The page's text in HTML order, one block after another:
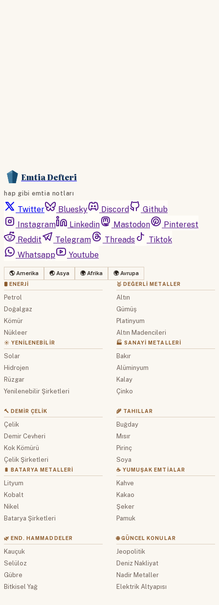
Emtia Defteri
hap gibi emtia notları
Twitter Bluesky Discord
Github
Instagram
Linkedin Mastodon
Pinterest
Reddit
Telegram Threads
Tiktok
Whatsapp
Youtube
🌎 Amerika 🌏 Asya 🌍 Afrika 🌍 Avrupa
🛢 ENERJI
Petrol
Doğalgaz
Kömür
Nükleer
☀️ YENILENEBILIR
Solar
Hidrojen
Rüzgar
Yenilenebilir Şirketleri
🥇 DEĞERLI METALLER
Altın
Gümüş
Platinyum
Altın Madencileri
🏭 SANAYI METALLERI
Bakır
Alüminyum
Kalay
Çinko
🔨 DEMIR ÇELIK
Çelik
Demir Cevheri
Kok Kömürü
Çelik Şirketleri
🔋 BATARYA METALLERI
Lityum
Kobalt
Nikel
Batarya Şirketleri
🌾 TAHILLAR
Buğday
Mısır
Pirinç
Soya
☕ YUMUŞAK EMTIALAR
Kahve
Kakao
Şeker
Pamuk
🌿 END. HAMMADDELER
Kauçuk
Selüloz
Gübre
Bitkisel Yağ
🌐 GÜNCEL KONULAR
Jeopolitik
Deniz Nakliyat
Nadir Metaller
Elektrik Altyapısı